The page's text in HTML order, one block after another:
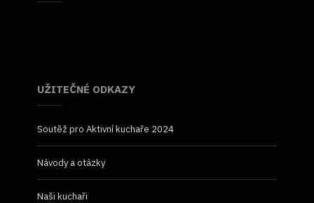
UŽITEČNÉ ODKAZY
Soutěž pro Aktivní kuchaře 2024
Návody a otázky
Naši kuchaři